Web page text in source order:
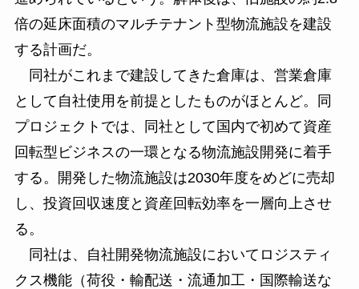
倍の延床面積のマルチテナント型物流施設を建設
する計画だ。
同社がこれまで建設してきた倉庫は、営業倉庫
として自社使用を前提としたものがほとんど。同
プロジェクトでは、同社として国内で初めて資産
回転型ビジネスの一環となる物流施設開発に着手
する。開発した物流施設は2030年度をめどに売却
し、投資回収速度と資産回転効率を一層向上させ
る。
同社は、自社開発物流施設においてロジスティ
クス機能（荷役・輸配送・流通加工・国際輸送な